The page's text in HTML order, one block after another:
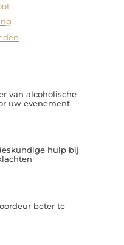
van alcoholische
uw evenement
hulp bij
beter te